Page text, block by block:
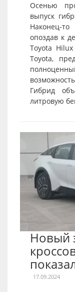
Осенью
выпуск
Наконец-
опоздав к
Toyota
Toyota,
Гибрид
литровую
Новый
17.09.2024